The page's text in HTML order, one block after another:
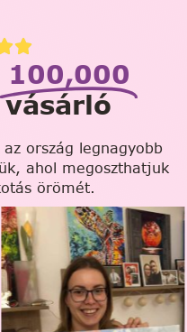
100,000
ország legnagyobb
ahol megoszthatjuk
örömét.